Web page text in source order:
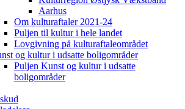
Aarhus
Om kulturaftaler 2021-24
Puljen til kultur i hele landet
Lovgivning på kulturaftaleområdet
og kultur i udsatte boligområder
Puljen Kunst og kultur i udsatte
boligområder